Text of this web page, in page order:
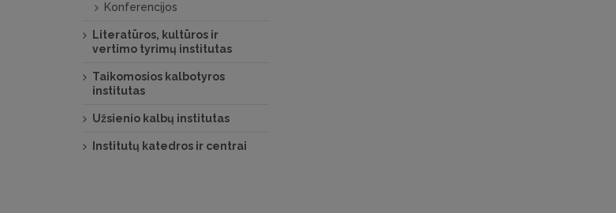
Konferencijos
Literatūros, kultūros ir
vertimo tyrimų institutas
Taikomosios kalbotyros
institutas
Užsienio kalbų institutas
Institutų katedros ir centrai